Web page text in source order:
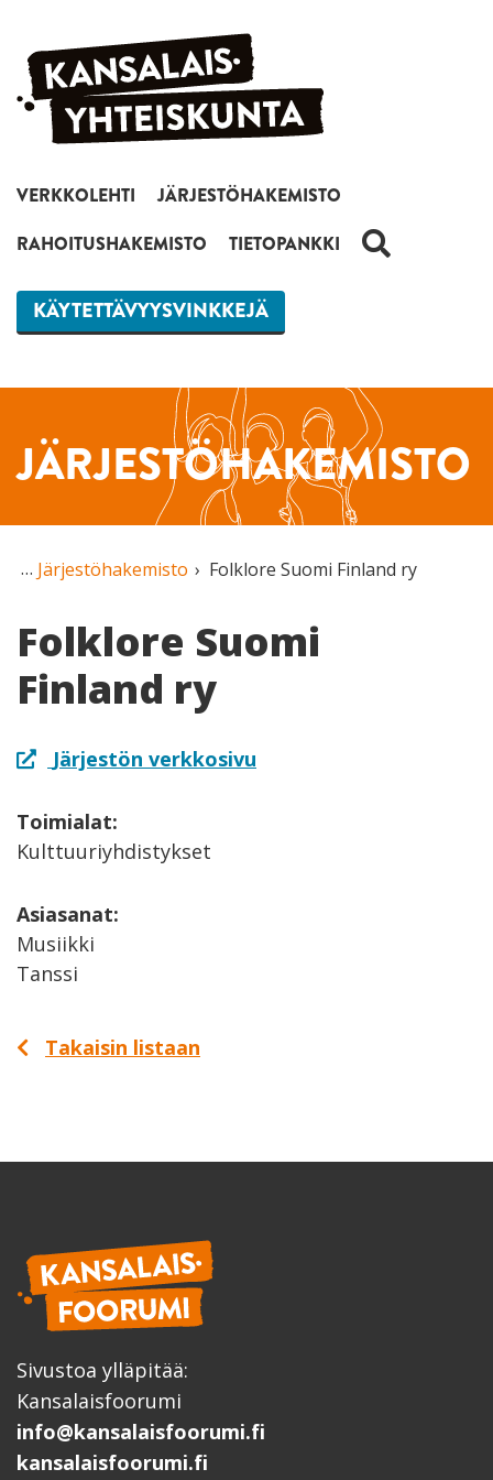
Siirry sisältöön
VERKKOLEHTI
JÄRJESTÖHAKEMISTO
RAHOITUSHAKEMISTO
TIETOPANKKI HAKU
KÄYTETTÄVYYSVINKKEJÄ
JÄRJESTÖHAKEMISTO
Järjestöhakemisto Folklore Suomi Finland ry
Folklore Suomi
Finland ry
Järjestön verkkosivu
Toimialat:
Kulttuuriyhdistykset
Asiasanat:
Musiikki
Tanssi
Takaisin listaan
Sivustoa ylläpitää:
Kansalaisfoorumi
info@kansalaisfoorumi.fi
kansalaisfoorumi.fi